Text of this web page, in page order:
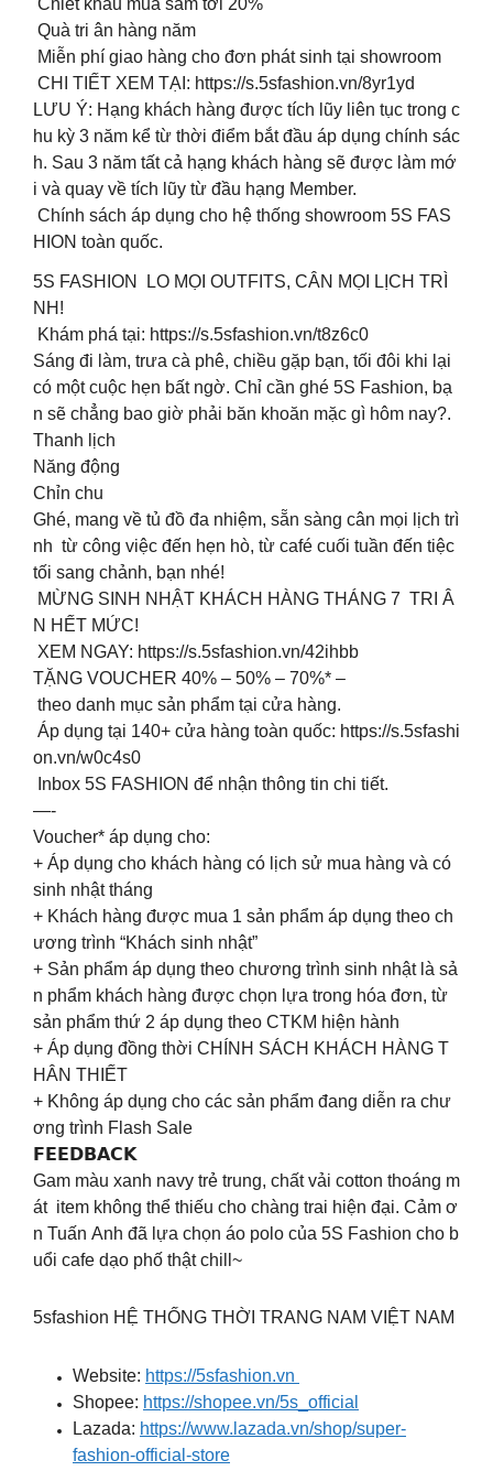
︎ Chiết khấu mua sắm tới 20%
︎ Quà tri ân hàng năm
︎ Miễn phí giao hàng cho đơn phát sinh tại showroom
CHI TIẾT XEM TẠI: https://s.5sfashion.vn/8yr1yd
️LƯU Ý: Hạng khách hàng được tích lũy liên tục trong c
hu kỳ 3 năm kể từ thời điểm bắt đầu áp dụng chính sác
h. Sau 3 năm tất cả hạng khách hàng sẽ được làm mớ
i và quay về tích lũy từ đầu hạng Member.
Chính sách áp dụng cho hệ thống showroom 5S FAS
HION toàn quốc.
5S FASHION LO MỌI OUTFITS, CÂN MỌI LỊCH TRÌ
NH!
Khám phá tại: https://s.5sfashion.vn/t8z6c0
Sáng đi làm, trưa cà phê, chiều gặp bạn, tối đôi khi lại
có một cuộc hẹn bất ngờ. Chỉ cần ghé 5S Fashion, bạ
n sẽ chẳng bao giờ phải băn khoăn mặc gì hôm nay?.
️Thanh lịch
️Năng động
️Chỉn chu
Ghé, mang về tủ đồ đa nhiệm, sẵn sàng cân mọi lịch trì
nh từ công việc đến hẹn hò, từ café cuối tuần đến tiệc
tối sang chảnh, bạn nhé!
MỪNG SINH NHẬT KHÁCH HÀNG THÁNG 7 TRI Â
N HẾT MỨC!
XEM NGAY: https://s.5sfashion.vn/42ihbb
TẶNG VOUCHER 40% – 50% – 70%* –
theo danh mục sản phẩm tại cửa hàng.
Áp dụng tại 140+ cửa hàng toàn quốc: https://s.5sfashi
on.vn/w0c4s0
Inbox 5S FASHION để nhận thông tin chi tiết.
—-
️Voucher* áp dụng cho:
+ Áp dụng cho khách hàng có lịch sử mua hàng và có
sinh nhật tháng
+ Khách hàng được mua 1 sản phẩm áp dụng theo ch
ương trình “Khách sinh nhật”
+ Sản phẩm áp dụng theo chương trình sinh nhật là sả
n phẩm khách hàng được chọn lựa trong hóa đơn, từ
sản phẩm thứ 2 áp dụng theo CTKM hiện hành
+ Áp dụng đồng thời CHÍNH SÁCH KHÁCH HÀNG T
HÂN THIẾT
+ Không áp dụng cho các sản phẩm đang diễn ra chư
ơng trình Flash Sale
𝗙𝗘𝗘𝗗𝗕𝗔𝗖𝗞
Gam màu xanh navy trẻ trung, chất vải cotton thoáng m
át item không thể thiếu cho chàng trai hiện đại. Cảm ơ
n Tuấn Anh đã lựa chọn áo polo của 5S Fashion cho b
uổi cafe dạo phố thật chill~
5sfashion HỆ THỐNG THỜI TRANG NAM VIỆT NAM
Website: https://5sfashion.vn
Shopee: https://shopee.vn/5s_official
Lazada: https://www.lazada.vn/shop/super-
fashion-official-store